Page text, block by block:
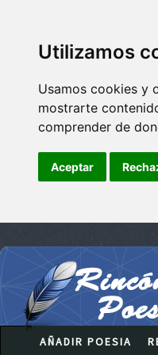
Utilizamos
Usamos cookies y
mostrarte
comprender de
Aceptar
AÑADIR POESIA